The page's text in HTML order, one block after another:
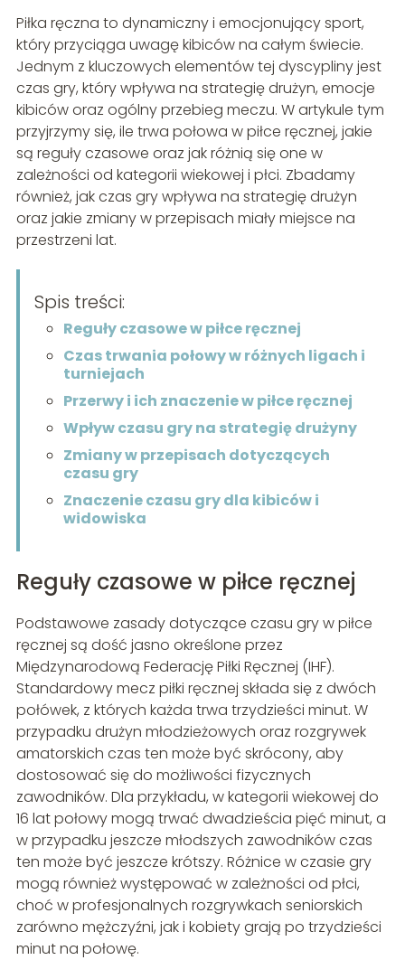
Piłka ręczna to dynamiczny i emocjonujący sport,
który przyciąga uwagę kibiców na całym świecie.
Jednym z kluczowych elementów tej dyscypliny jest
czas gry, który wpływa na strategię drużyn, emocje
kibiców oraz ogólny przebieg meczu. W artykule tym
przyjrzymy się, ile trwa połowa w piłce ręcznej, jakie
są reguły czasowe oraz jak różnią się one w
zależności od kategorii wiekowej i płci. Zbadamy
również, jak czas gry wpływa na strategię drużyn
oraz jakie zmiany w przepisach miały miejsce na
przestrzeni lat.
Spis treści:
Reguły czasowe w piłce ręcznej
Czas trwania połowy w różnych ligach i
turniejach
Przerwy i ich znaczenie w piłce ręcznej
Wpływ czasu gry na strategię drużyny
Zmiany w przepisach dotyczących
czasu gry
Znaczenie czasu gry dla kibiców i
widowiska
Reguły czasowe w piłce ręcznej
Podstawowe zasady dotyczące czasu gry w piłce
ręcznej są dość jasno określone przez
Międzynarodową Federację Piłki Ręcznej (IHF).
Standardowy mecz piłki ręcznej składa się z dwóch
połówek, z których każda trwa trzydzieści minut. W
przypadku drużyn młodzieżowych oraz rozgrywek
amatorskich czas ten może być skrócony, aby
dostosować się do możliwości fizycznych
zawodników. Dla przykładu, w kategorii wiekowej do
16 lat połowy mogą trwać dwadzieścia pięć minut, a
w przypadku jeszcze młodszych zawodników czas
ten może być jeszcze krótszy. Różnice w czasie gry
mogą również występować w zależności od płci,
choć w profesjonalnych rozgrywkach seniorskich
zarówno mężczyźni, jak i kobiety grają po trzydzieści
minut na połowę.